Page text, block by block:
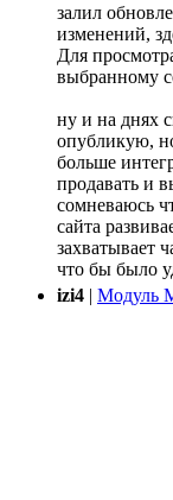
залил
изменений,
Для
выбранному
ну и на днях
опубликую,
больше
продавать и
сомневаюсь
сайта
захватывает
что бы было
izi4 | Модуль